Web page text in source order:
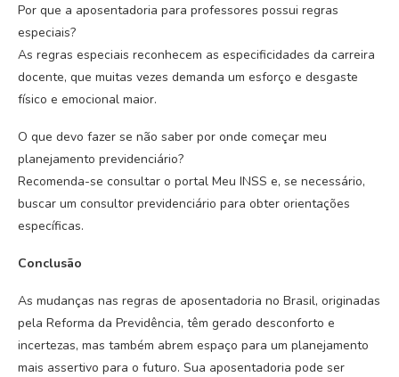
Por que a aposentadoria para professores possui regras
especiais?
As regras especiais reconhecem as especificidades da carreira
docente, que muitas vezes demanda um esforço e desgaste
físico e emocional maior.
O que devo fazer se não saber por onde começar meu
planejamento previdenciário?
Recomenda-se consultar o portal Meu INSS e, se necessário,
buscar um consultor previdenciário para obter orientações
específicas.
Conclusão
As mudanças nas regras de aposentadoria no Brasil, originadas
pela Reforma da Previdência, têm gerado desconforto e
incertezas, mas também abrem espaço para um planejamento
mais assertivo para o futuro. Sua aposentadoria pode ser